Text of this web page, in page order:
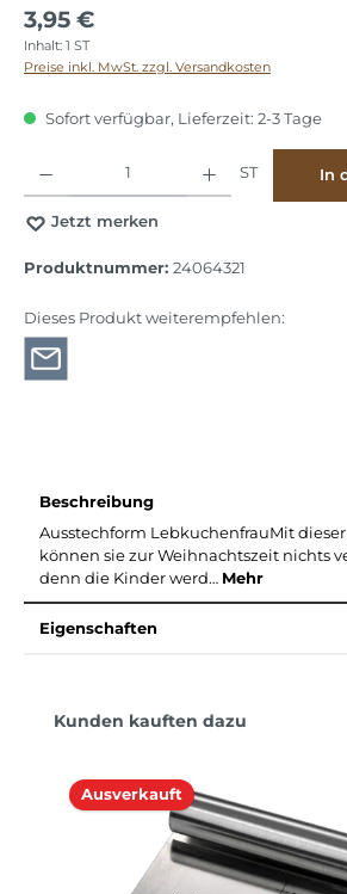
3,95 €
Inhalt: 1 ST
Preise inkl. MwSt. zzgl. Versandkosten
Sofort verfügbar, Lieferzeit: 2-3 Tage
ST In
Jetzt merken
Produktnummer: 24064321
Dieses Produkt weiterempfehlen:
Beschreibung
Ausstechform LebkuchenfrauMit
können sie zur Weihnachtszeit nichts
denn die Kinder werd… Mehr
Eigenschaften
Produktgalerie überspringen
Kunden kauften dazu
Ausverkauft